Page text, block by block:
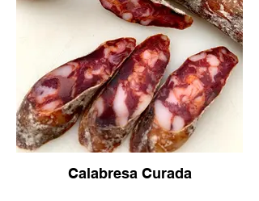
Calabresa Curada